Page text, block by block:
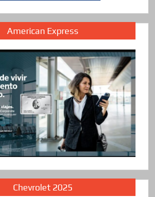
American Express
Chevrolet 2025